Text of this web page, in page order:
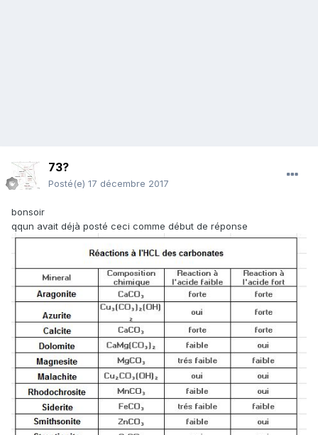
73?
Posté(e) 17 décembre 2017
bonsoir
qqun avait déjà posté ceci comme début de réponse